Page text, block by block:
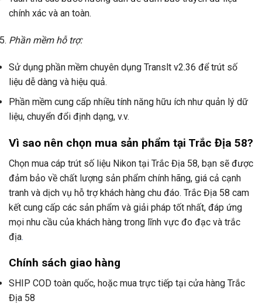
chính xác và an toàn.
Phần mềm hỗ trợ:
Sử dụng phần mềm chuyên dụng Translt v2.36 để trút số
liệu dễ dàng và hiệu quả.
Phần mềm cung cấp nhiều tính năng hữu ích như quản lý dữ
liệu, chuyển đổi định dạng, v.v.
Vì sao nên chọn mua sản phẩm tại Trắc Địa 58?
Chọn mua cáp trút số liệu Nikon tại Trắc Địa 58, bạn sẽ được
đảm bảo về chất lượng sản phẩm chính hãng, giá cả cạnh
tranh và dịch vụ hỗ trợ khách hàng chu đáo. Trắc Địa 58 cam
kết cung cấp các sản phẩm và giải pháp tốt nhất, đáp ứng
mọi nhu cầu của khách hàng trong lĩnh vực đo đạc và trắc
địa.
Chính sách giao hàng
SHIP COD toàn quốc, hoặc mua trực tiếp tại cửa hàng Trắc
Địa 58